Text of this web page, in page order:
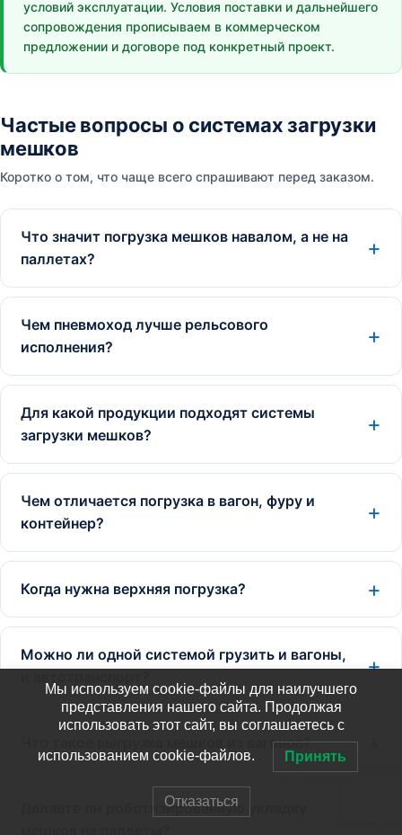
условий эксплуатации. Условия поставки и дальнейшего
сопровождения прописываем в коммерческом
предложении и договоре под конкретный проект.
Частые вопросы о системах загрузки
мешков
Коротко о том, что чаще всего спрашивают перед заказом.
Что значит погрузка мешков навалом, а не на
паллетах?
Чем пневмоход лучше рельсового
исполнения?
Для какой продукции подходят системы
загрузки мешков?
Чем отличается погрузка в вагон, фуру и
контейнер?
Когда нужна верхняя погрузка?
Можно ли одной системой грузить и вагоны,
Что такое выгрузка мешков из вагонов?
Делаете ли роботизированную укладку
Мы используем cookie-файлы для наилучшего
представления нашего сайта. Продолжая
использовать этот сайт, вы соглашаетесь с
использованием cookie-файлов. Принять
Отказаться